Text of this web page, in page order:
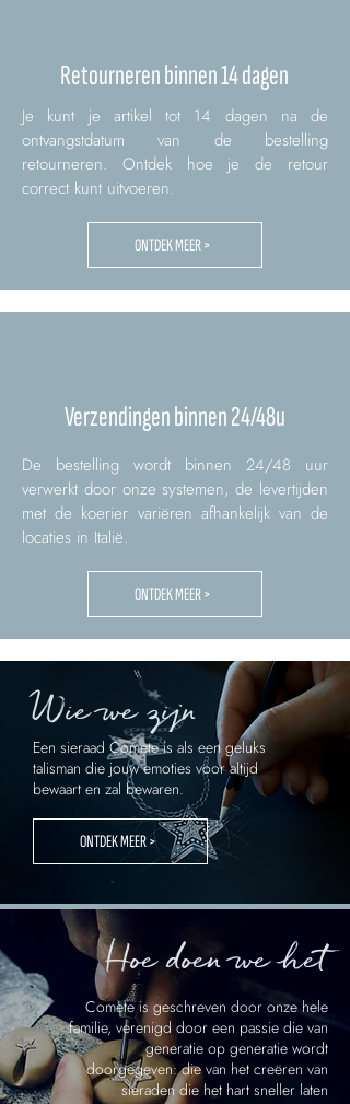
Retourneren binnen 14 dagen
Je kunt je artikel tot 14 dagen na de
ontvangstdatum van de bestelling
retourneren. Ontdek hoe je de retour
correct kunt uitvoeren.
ONTDEK MEER >
Verzendingen binnen 24/48u
De bestelling wordt binnen 24/48 uur
verwerkt door onze systemen, de levertijden
met de koerier variëren afhankelijk van de
locaties in Italië.
ONTDEK MEER >
Wie we zijn
Een sieraad Comete is als een geluks
talisman die jouw emoties voor altijd
bewaart en zal bewaren.
ONTDEK MEER >
Hoe doen we het
Comete is geschreven door onze hele
familie, verenigd door een passie die van
generatie op generatie wordt
doorgegeven: die van het creëren van
sieraden die het hart sneller laten